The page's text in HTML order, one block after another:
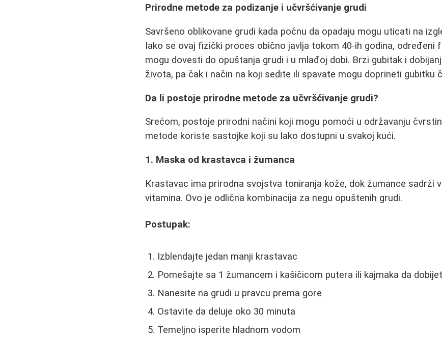
Prirodne metode za podizanje i učvršćivanje grudi
Savršeno oblikovane grudi kada počnu da opadaju mogu uticati na
Iako se ovaj fizički proces obično javlja tokom 40-ih godina, određeni
mogu dovesti do opuštanja grudi i u mlađoj dobi. Brzi gubitak i
života, pa čak i način na koji sedite ili spavate mogu doprineti gubitku
Da li postoje prirodne metode za učvršćivanje grudi?
Srećom, postoje prirodni načini koji mogu pomoći u održavanju
metode koriste sastojke koji su lako dostupni u svakoj kući.
1. Maska od krastavca i žumanca
Krastavac ima prirodna svojstva toniranja kože, dok žumance sadrži
vitamina. Ovo je odlična kombinacija za negu opuštenih grudi.
Postupak:
Izblendajte jedan manji krastavac
Pomešajte sa 1 žumancem i kašičicom putera ili kajmaka da
Nanesite na grudi u pravcu prema gore
Ostavite da deluje oko 30 minuta
Temeljno isperite hladnom vodom